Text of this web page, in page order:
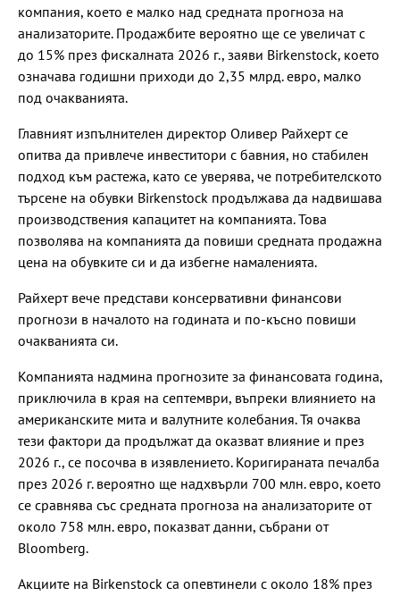
компания, което е малко над средната прогноза на
анализаторите. Продажбите вероятно ще се увеличат с
до 15% през фискалната 2026 г., заяви Birkenstock, което
означава годишни приходи до 2,35 млрд. евро, малко
под очакванията.
Главният изпълнителен директор Оливер Райхерт се
опитва да привлече инвеститори с бавния, но стабилен
подход към растежа, като се уверява, че потребителското
търсене на обувки Birkenstock продължава да надвишава
производствения капацитет на компанията. Това
позволява на компанията да повиши средната продажна
цена на обувките си и да избегне намаленията.
Райхерт вече представи консервативни финансови
прогнози в началото на годината и по-късно повиши
очакванията си.
Компанията надмина прогнозите за финансовата година,
приключила в края на септември, въпреки влиянието на
американските мита и валутните колебания. Тя очаква
тези фактори да продължат да оказват влияние и през
2026 г., се посочва в изявлението. Коригираната печалба
през 2026 г. вероятно ще надхвърли 700 млн. евро, което
се сравнява със средната прогноза на анализаторите от
около 758 млн. евро, показват данни, събрани от
Bloomberg.
Акциите на Birkenstock са опевтинели с около 18% през